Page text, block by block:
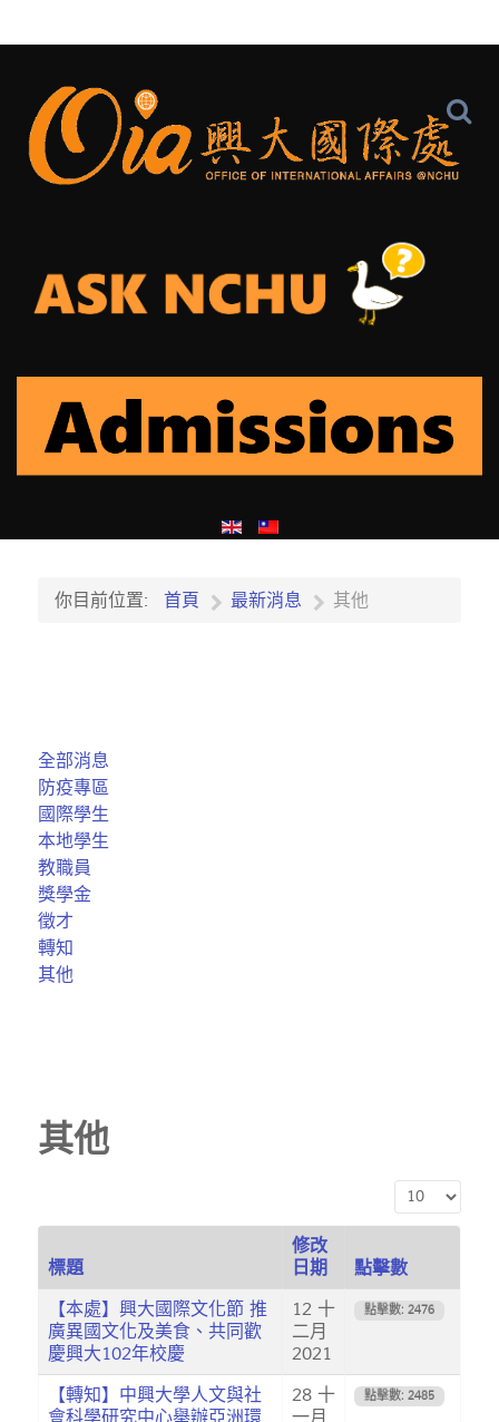
你目前位置: 首頁 最新消息 其他
全部消息
防疫專區
國際學生
本地學生
教職員
獎學金
徵才
轉知
其他
其他
顯示數目
標題
修改
日期
點擊數
【本處】興大國際文化節 推
廣異國文化及美食、共同歡
慶興大102年校慶
12 十
二月
2021
點擊數: 2476
【轉知】中興大學人文與社
28 十
點擊數: 2485